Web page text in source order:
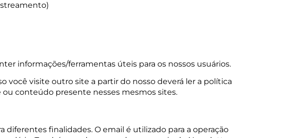
informações/ferramentas úteis para os nossos usuários.
você visite outro site a partir do nosso deverá ler a política
conteúdo presente nesses mesmos sites.
finalidades. O email é utilizado para a operação